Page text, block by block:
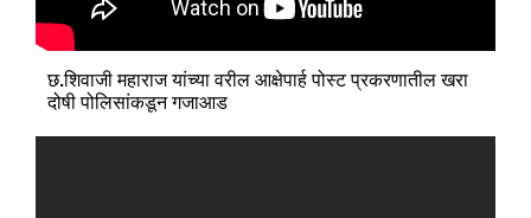
छ.शिवाजी महाराज यांच्या वरील आक्षेपार्ह पोस्ट प्रकरणातील खरा
दोषी पोलिसांकडून गजाआड